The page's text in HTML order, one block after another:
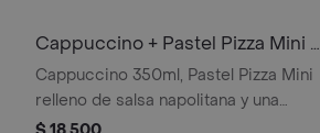
Cappuccino + Pastel Pizza Mini +
Galleta
Cappuccino 350ml, Pastel Pizza Mini
relleno de salsa napolitana y una
Galleta Chocochips (50gr)